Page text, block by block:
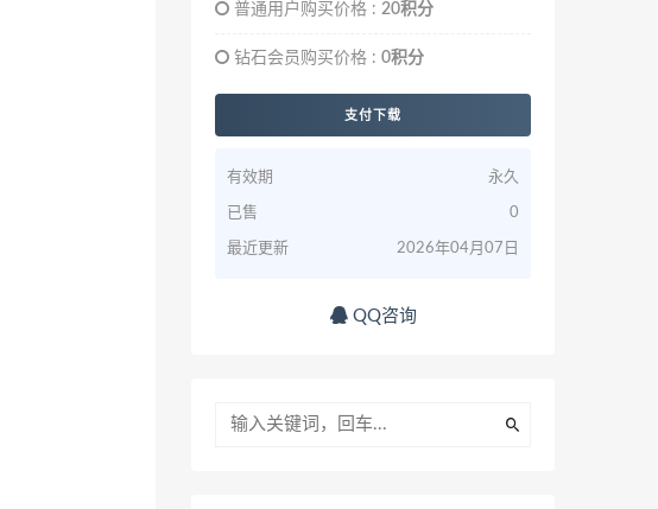
普通用户购买价格 : 20积分
钻石会员购买价格 : 0积分
支付下载
有效期 永久
已售 0
最近更新 2026年04月07日
QQ咨询